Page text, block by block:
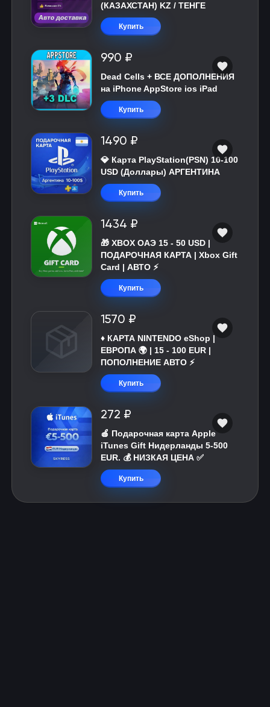
(КАЗАХСТАН) KZ / ТЕНГЕ
Купить
990 ₽
Dead Cells + ВСЕ ДОПОЛНЕНИЯ
на iPhone AppStore ios iPad
Купить
1490 ₽
💎 Карта PlayStation(PSN) 10-100
USD (Доллары) АРГЕНТИНА
Купить
1434 ₽
🎁 XBOX ОАЭ 15 - 50 USD |
ПОДАРОЧНАЯ КАРТА | Xbox Gift
Card | АВТО ⚡
Купить
1570 ₽
♦️ КАРТА NINTENDO eShop |
ЕВРОПА 🌍 | 15 - 100 EUR |
ПОПОЛНЕНИЕ АВТО ⚡
Купить
272 ₽
🍎 Подарочная карта Apple
iTunes Gift Нидерланды 5-500
EUR. 💰 НИЗКАЯ ЦЕНА ✅
Купить